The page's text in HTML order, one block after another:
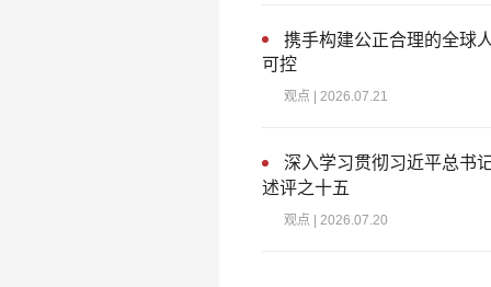
携手构建公正合理的全球
可控
观点 | 2026.07.21
深入学习贯彻习近平总书
述评之十五
观点 | 2026.07.20